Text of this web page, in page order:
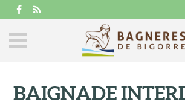
BAIGNADE